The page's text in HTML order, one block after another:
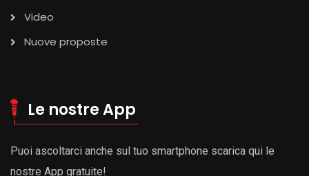
Video
Nuove proposte
Le nostre App
Puoi ascoltarci anche sul tuo smartphone scarica qui le
nostre App gratuite!